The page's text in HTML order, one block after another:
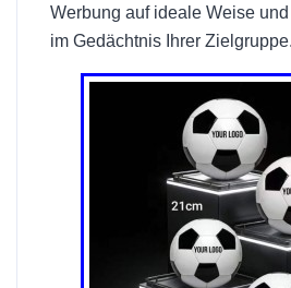
Werbung auf ideale Weise
im Gedächtnis Ihrer Zielgruppe.